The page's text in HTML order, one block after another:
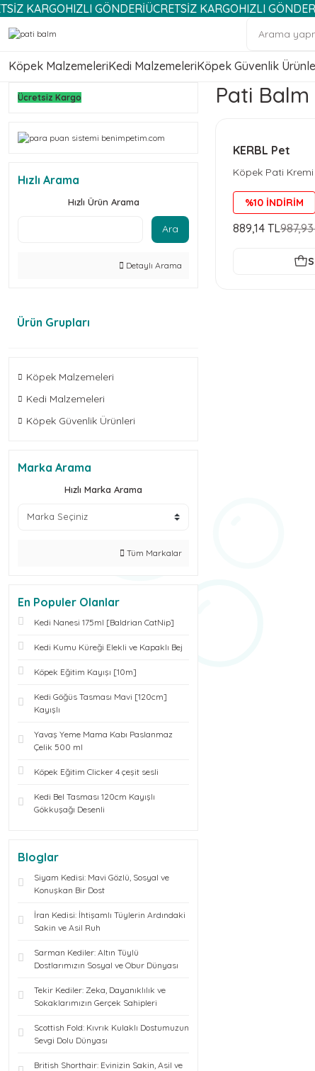
HIZLI GÖNDERİÜCRETSİZ KARGOHIZLI GÖNDERİ
Köpek MalzemeleriKedi MalzemeleriKöpek Güvenlik
Ücretsiz Kargo
Hızlı Arama
Hızlı Ürün Arama
Ara
Detaylı Arama
Ürün Grupları
Köpek Malzemeleri
Kedi Malzemeleri
Köpek Güvenlik Ürünleri
Marka Arama
Hızlı Marka Arama
Tüm Markalar
En Populer Olanlar
Kedi Nanesi 175ml [Baldrian CatNip]
Kedi Kumu Küreği Elekli ve Kapaklı Bej
Köpek Eğitim Kayışı [10m]
Kedi Göğüs Tasması Mavi [120cm]
Kayışlı
Yavaş Yeme Mama Kabı Paslanmaz
Çelik 500 ml
Köpek Eğitim Clicker 4 çeşit sesli
Kedi Bel Tasması 120cm Kayışlı
Gökkuşağı Desenli
Bloglar
Siyam Kedisi: Mavi Gözlü, Sosyal ve
Konuşkan Bir Dost
İran Kedisi: İhtişamlı Tüylerin Ardındaki
Sakin ve Asil Ruh
Sarman Kediler: Altın Tüylü
Dostlarımızın Sosyal ve Obur Dünyası
Tekir Kediler: Zeka, Dayanıklılık ve
Sokaklarımızın Gerçek Sahipleri
Scottish Fold: Kıvrık Kulaklı Dostumuzun
Sevgi Dolu Dünyası
British Shorthair: Evinizin Sakin, Asil ve
Pati Balm
KERBL Pet
Köpek Pati
%10 İNDİRİM
889,14 TL